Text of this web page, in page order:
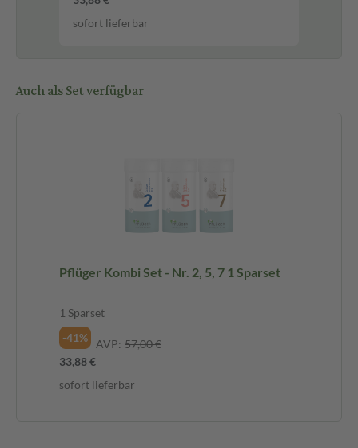
sofort lieferbar
Auch als Set verfügbar
Pflüger Kombi Set - Nr. 2, 5, 7 1 Sparset
1 Sparset
-41%
AVP: 57,00 €
33,88 €
sofort lieferbar